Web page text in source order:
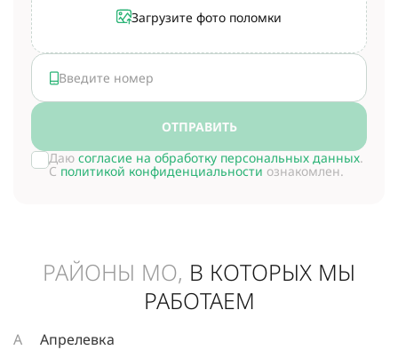
Загрузите фото поломки
ОТПРАВИТЬ
Даю согласие на обработку персональных данных.
С политикой конфиденциальности ознакомлен.
РАЙОНЫ МО, В КОТОРЫХ МЫ
РАБОТАЕМ
А
Апрелевка